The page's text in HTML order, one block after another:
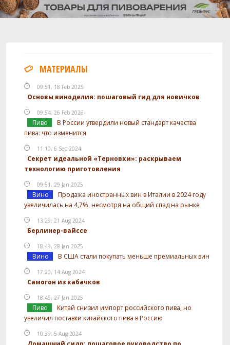
МАТЕРИАЛЫ
09:51, 18 Feb 2025
Основы виноделия: пошаговый гид для новичков
09:54, 26 Feb 2026
Пиво
В России утвердили новый стандарт качества
пива: что изменится
11:10, 6 Sep 2024
Секрет идеальной «Терновки»: раскрываем
технологию приготовления
09:51, 29 Jan 2025
Вино
Продажа иностранных вин в Италии в 2024 году
увеличилась на 4,7%, несмотря на общий спад на рынке
13:29, 21 Aug 2024
Берлинер-вайссе
18:49, 28 Jan 2025
Вино В США стали покупать меньше премиальных вин
17:20, 14 Aug 2024
Самогон из кабачков
18:45, 27 Jan 2025
Пиво
Китай снизил импорт российского пива, но
увеличил поставки китайского пива в Россию
10:39, 5 Aug 2024